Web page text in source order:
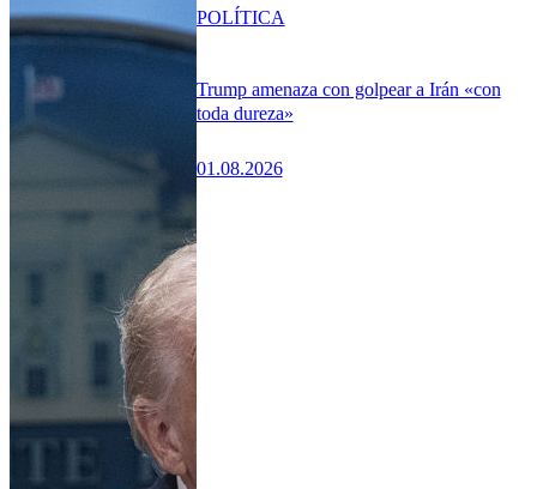
Trump amenaza con golpear a Irán «con
toda dureza»
01.08.2026
POLÍTICA